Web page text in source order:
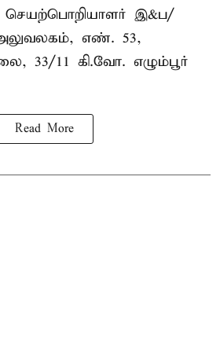
செயற்பொறியாளர் இ&ப/
எண். 53,
33/11 கி.வோ. எழும்பூர்
Read More